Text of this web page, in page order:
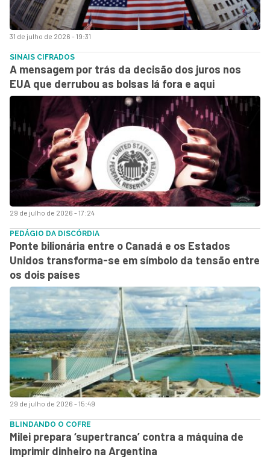
31 de julho de 2026 - 19:31
29 de julho de 2026 - 17:24
SINAIS CIFRADOS
A mensagem por trás da decisão dos juros nos
EUA que derrubou as bolsas lá fora e aqui
29 de julho de 2026 - 15:49
PEDÁGIO DA DISCÓRDIA
Ponte bilionária entre o Canadá e os Estados
Unidos transforma-se em símbolo da tensão entre
os dois países
BLINDANDO O COFRE
Milei prepara ‘supertranca’ contra a máquina de
imprimir dinheiro na Argentina